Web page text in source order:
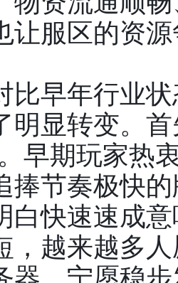
让服区的资
年行业状态
明显转变。首
早期玩家热
捧节奏极快
白快速速成
，越来越多